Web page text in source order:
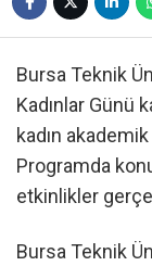
Bursa Teknik
Kadınlar Günü
kadın
Programda
etkinlikler
Bursa Teknik